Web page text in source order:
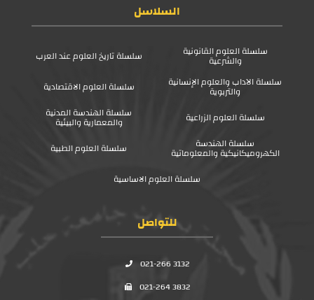
السلاسل
سلسلة العلوم القانونية
والشرعية
سلسلة تاريخ العلوم عند العرب
سلسلة الآداب والعلوم الإنسانية
والتربوية
سلسلة العلوم الاقتصادية
سلسلة العلوم الزراعية
سلسلة الهندسة المدنية
والمعمارية والبيئية
سلسلة الهندسة
الكهروميكانيكية والمعلوماتية
سلسلة العلوم الطبية
سلسلة العلوم الاساسية
للتواصل
021-266 3132
021-264 3832